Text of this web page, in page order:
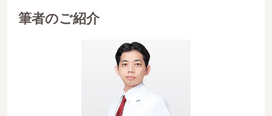
筆者のご紹介